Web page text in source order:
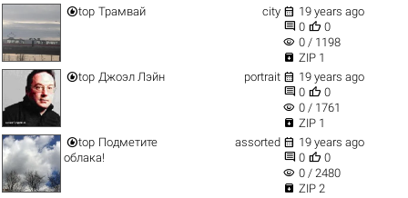
top Трамвай city  19 years ago
 0  0
visibility 0 / 1198
 ZIP 1
top Джоэл Лэйн portrait  19 years ago
 0  0
visibility 0 / 1761
 ZIP 1
top Подметите
облака!
assorted  19 years ago
 0  0
visibility 0 / 2480
 ZIP 2